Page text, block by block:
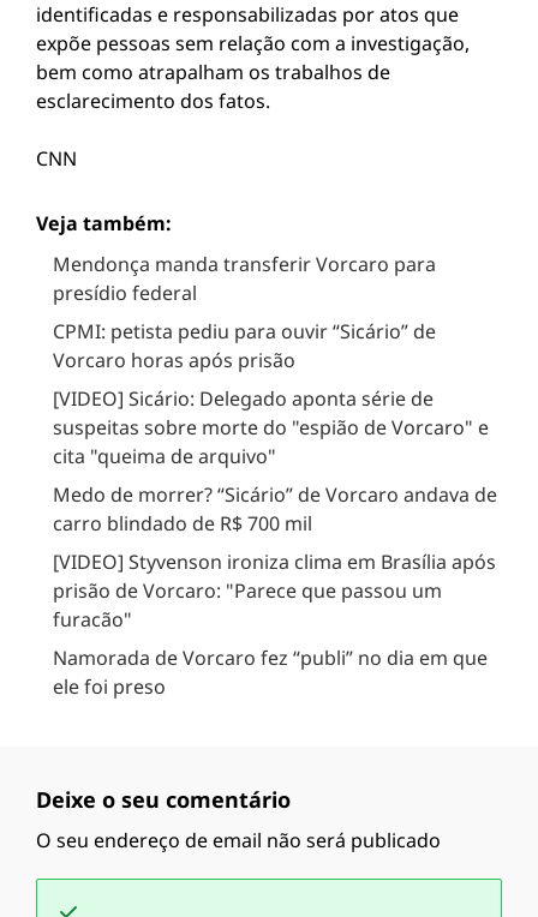
identificadas e responsabilizadas por atos que
expõe pessoas sem relação com a investigação,
bem como atrapalham os trabalhos de
esclarecimento dos fatos.
CNN
Veja também:
Mendonça manda transferir Vorcaro para
presídio federal
CPMI: petista pediu para ouvir “Sicário” de
Vorcaro horas após prisão
[VIDEO] Sicário: Delegado aponta série de
suspeitas sobre morte do "espião de Vorcaro" e
cita "queima de arquivo"
Medo de morrer? “Sicário” de Vorcaro andava de
carro blindado de R$ 700 mil
[VIDEO] Styvenson ironiza clima em Brasília após
prisão de Vorcaro: "Parece que passou um
furacão"
Namorada de Vorcaro fez “publi” no dia em que
ele foi preso
Deixe o seu comentário
O seu endereço de email não será publicado